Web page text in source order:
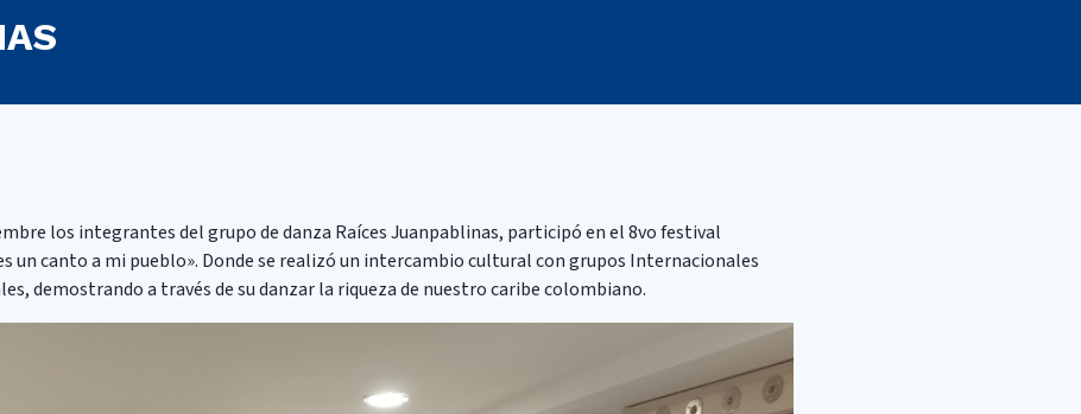
los integrantes del grupo de danza Raíces Juanpablinas, participó en el 8vo festival
un canto a mi pueblo». Donde se realizó un intercambio cultural con grupos Internacionales
demostrando a través de su danzar la riqueza de nuestro caribe colombiano.